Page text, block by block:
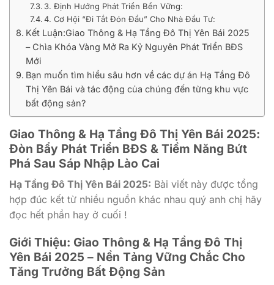
3. Định Hướng Phát Triển Bền Vững:
4. Cơ Hội “Đi Tắt Đón Đầu” Cho Nhà Đầu Tư:
Kết Luận:Giao Thông & Hạ Tầng Đô Thị Yên Bái 2025
– Chìa Khóa Vàng Mở Ra Kỷ Nguyên Phát Triển BĐS
Mới
Bạn muốn tìm hiểu sâu hơn về các dự án Hạ Tầng Đô
Thị Yên Bái và tác động của chúng đến từng khu vực
bất động sản?
Giao Thông & Hạ Tầng Đô Thị Yên Bái 2025:
Đòn Bẩy Phát Triển BĐS & Tiềm Năng Bứt
Phá Sau Sáp Nhập Lào Cai
Hạ Tầng Đô Thị Yên Bái 2025: Bài viết này được tổng
hợp đúc kết từ nhiều nguồn khác nhau quý anh chị hãy
đọc hết phần hay ở cuối !
Giới Thiệu: Giao Thông & Hạ Tầng Đô Thị
Yên Bái 2025 – Nền Tảng Vững Chắc Cho
Tăng Trưởng Bất Động Sản